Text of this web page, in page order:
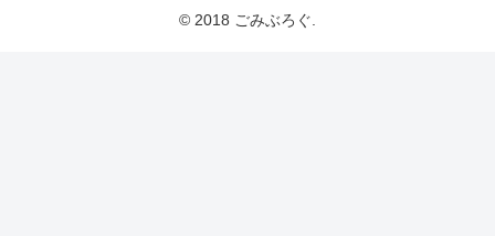
© 2018 ごみぶろぐ.